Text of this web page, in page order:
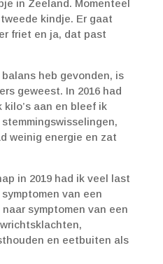
in Zeeland. Momenteel
kindje. Er gaat
friet en ja, dat past
heb gevonden, is
geweest. In 2016 had
aan en bleef ik
weinig energie en zat
in 2019 had ik veel last
van een
symptomen van een
en eetbuiten als